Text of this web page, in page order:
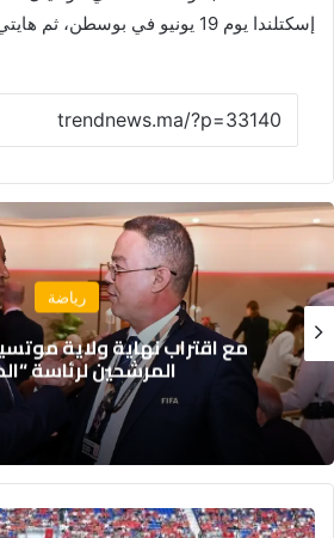
إسكتلندا يوم 19 يونيو في بوسطن، ثم هايتي يوم 24 يونيو في أتلانتا
رياضة
رئاسة الفيفا.. أبرز المرشحين
جياني إنفانتينو
مونديال